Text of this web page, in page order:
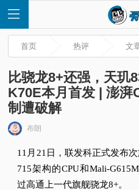
首
首页 热评 文
比骁龙8+还强，天玑
K70E本月首发 | 澎湃
制遭破解
布朗
11月21日，联发科正式发布
715架构的CPU和Mali-
过高通上一代旗舰骁龙8+。